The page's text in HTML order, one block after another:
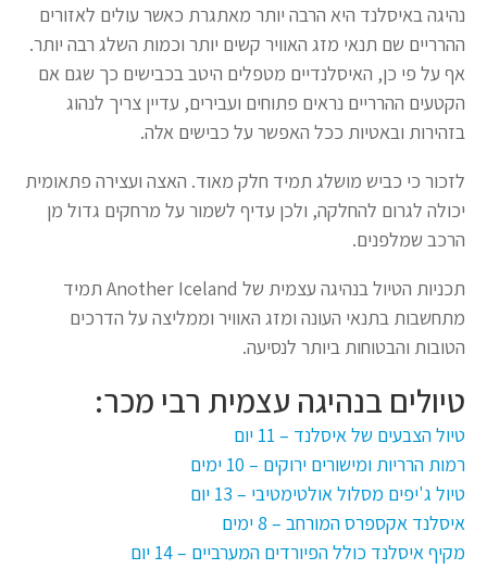
נהיגה באיסלנד היא הרבה יותר מאתגרת כאשר עולים לאזורים
ההרריים שם תנאי מזג האוויר קשים יותר וכמות השלג רבה יותר.
אף על פי כן, האיסלנדיים מטפלים היטב בכבישים כך שגם אם
הקטעים ההרריים נראים פתוחים ועבירים, עדיין צריך לנהוג
בזהירות ובאטיות ככל האפשר על כבישים אלה.
לזכור כי כביש מושלג תמיד חלק מאוד. האצה ועצירה פתאומית
יכולה לגרום להחלקה, ולכן עדיף לשמור על מרחקים גדול מן
הרכב שמלפנים.
תכניות הטיול בנהיגה עצמית של Another Iceland תמיד
מתחשבות בתנאי העונה ומזג האוויר וממליצה על הדרכים
הטובות והבטוחות ביותר לנסיעה.
טיולים בנהיגה עצמית רבי מכר:
טיול הצבעים של איסלנד – 11 יום
רמות הרריות ומישורים ירוקים – 10 ימים
טיול ג'יפים מסלול אולטימטיבי – 13 יום
איסלנד אקספרס המורחב – 8 ימים
מקיף איסלנד כולל הפיורדים המערביים – 14 יום